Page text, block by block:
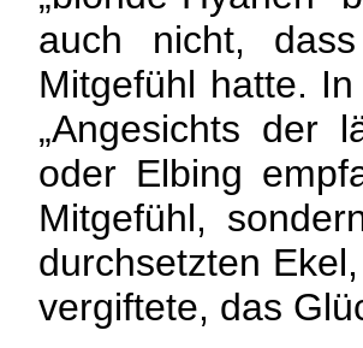
auch nicht,
Mitgefühl hatte.
„Angesichts der
oder Elbing
Mitgefühl,
durchsetzten
vergiftete, das